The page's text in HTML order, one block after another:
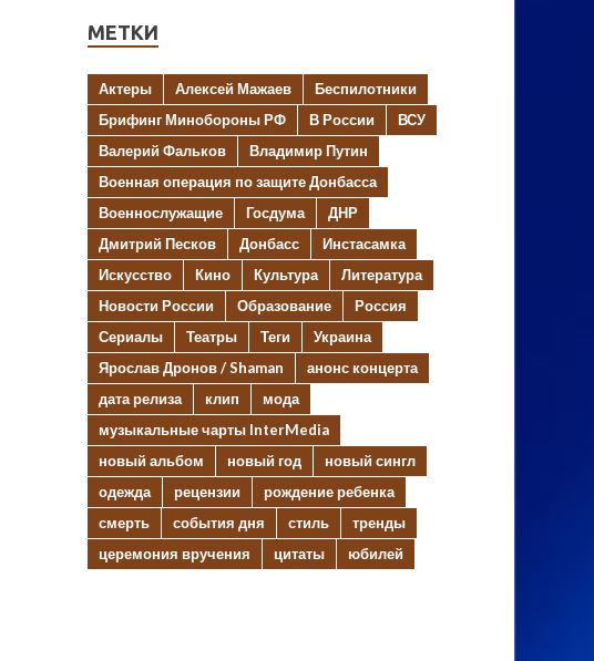
МЕТКИ
Актеры Алексей Мажаев
Беспилотники
Брифинг Минобороны РФ
В России
ВСУ
Валерий Фальков
Владимир Путин
Военная операция по защите Донбасса
Военнослужащие
Госдума
ДНР
Дмитрий Песков
Донбасс
Инстасамка
Искусство
Кино Культура
Литература
Новости России
Образование
Россия
Сериалы
Театры Теги
Украина
Ярослав Дронов / Shaman
анонс концерта
дата релиза
клип
мода
музыкальные чарты InterMedia
новый альбом
новый год
новый сингл
одежда
рецензии
рождение ребенка
смерть
события дня стиль
тренды
церемония вручения
цитаты юбилей